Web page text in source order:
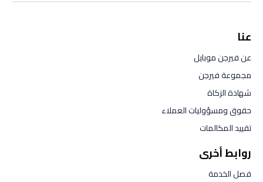
عنا
عن فيرجن موبايل
مجموعة فيرجن
شهادة الزكاة
حقوق ومسؤوليات العملاء
تقييد المكالمات
روابط أخرى
فصل الخدمة